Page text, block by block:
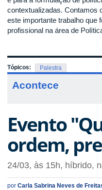
contextualizadas. Contamos
este importante trabalho que
profissional na área de
Tópicos: Palestra
Acontece
Evento
ordem,
24/03, às 15h, híbrido,
por Carla Sabrina Neves de